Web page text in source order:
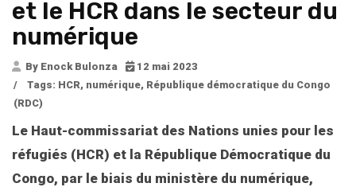
et le HCR dans le secteur du
numérique
By Enock Bulonza
12 mai 2023
/
Tags: HCR, numérique, République démocratique du Congo
(RDC)
Le Haut-commissariat des Nations unies pour les
réfugiés (HCR) et la République Démocratique du
Congo, par le biais du ministère du numérique,